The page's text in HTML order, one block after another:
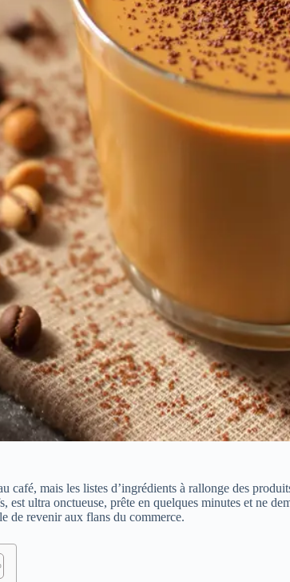
café, mais les listes d’ingrédients à rallonge des
est ultra onctueuse, prête en quelques minutes et ne
de revenir aux flans du commerce.